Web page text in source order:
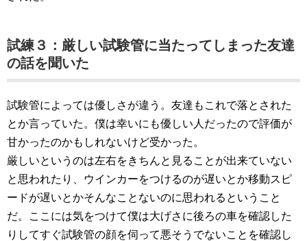
試練３：厳しい試験管に当たってしまった友達
の話を聞いた
試験管によっては優しさが違う。友達もこれで落とされた
とか言っていた。僕は幸いにも優しい人だったので評価が
甘かったのかもしれないけど受かった。
厳しいというのは左右をきちんと見ることが出来ていない
と思われたり、ウインカーをつけるのが遅いとか移動スピ
ードが遅いとかそんなことないのに思われるということ
だ。ここには気をつけて僕は大げさに後ろの車を確認した
りしてすぐ試験管の顔を伺って悪そうでないことを確認し